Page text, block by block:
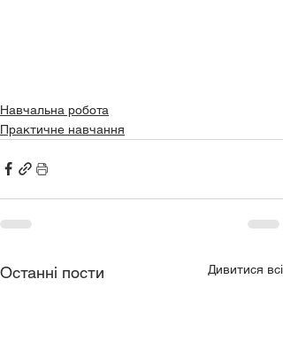
Навчальна робота
Практичне навчання
Останні пости Дивитися всі